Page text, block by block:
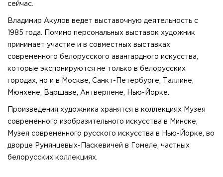
сейчас.
Владимир Акулов ведет выставочную деятельность с
1985 года. Помимо персональных выставок художник
принимает участие и в совместных выставках
современного белорусского авангардного искусства,
которые экспонируются не только в белорусских
городах, но и в Москве, Санкт-Петербурге, Таллине,
Мюнхене, Варшаве, Антверпене, Нью-Йорке.
Произведения художника хранятся в коллекциях Музея
современного изобразительного искусства в Минске,
Музея современного русского искусства в Нью-Йорке, во
дворце Румянцевых-Паскевичей в Гомеле, частных
белорусских коллекциях.